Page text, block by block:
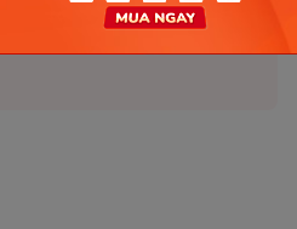
liên quan để nắm bắt